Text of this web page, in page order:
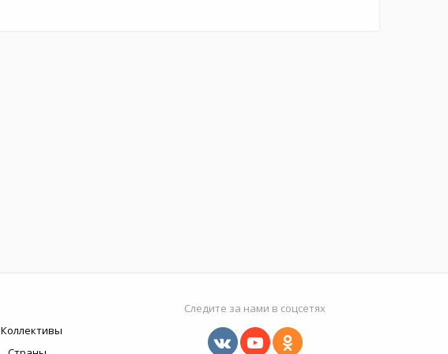
Коллективы
Следите за нами в соцсетях